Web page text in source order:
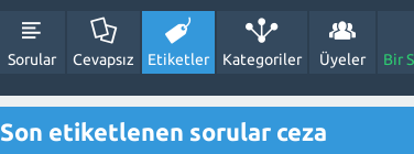
Sorular Cevapsız Etiketler Kategoriler Üyeler Bir
Son etiketlenen sorular ceza